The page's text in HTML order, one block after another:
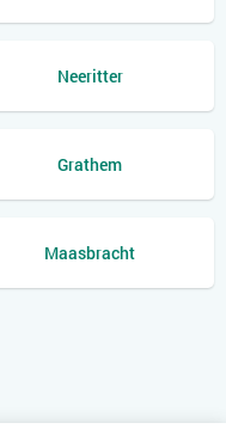
Neeritter
Grathem
Maasbracht